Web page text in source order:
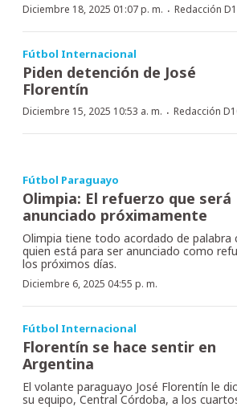
Diciembre 18, 2025 01:07 p. m. · Redacción
Fútbol Internacional
Piden detención de José
Florentín
Diciembre 15, 2025 10:53 a. m. · Redacción
Fútbol Paraguayo
Olimpia: El refuerzo que será
anunciado próximamente
Olimpia tiene todo acordado de palabra
quien está para ser anunciado como
los próximos días.
Diciembre 6, 2025 04:55 p. m.
Fútbol Internacional
Florentín se hace sentir en
Argentina
El volante paraguayo José Florentín le
su equipo, Central Córdoba, a los